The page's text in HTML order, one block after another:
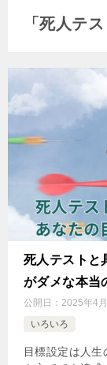
「死人テ
死人テストと
がダメな本当
公開日： 2025年4
いろいろ
目標設定は人